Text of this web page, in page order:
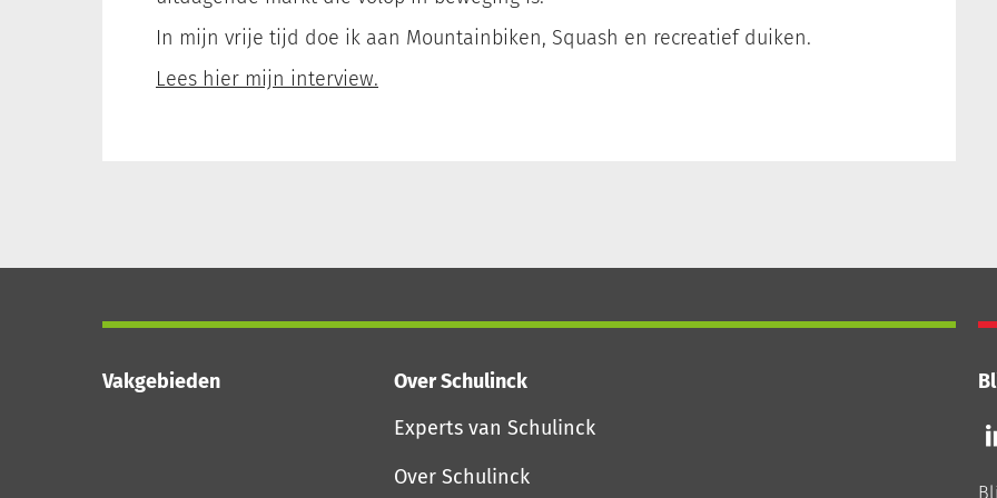
In mijn vrije tijd doe ik aan Mountainbiken, Squash en recreatief duiken.
Lees hier mijn interview.
Vakgebieden
Over Schulinck
Experts van Schulinck
Over Schulinck